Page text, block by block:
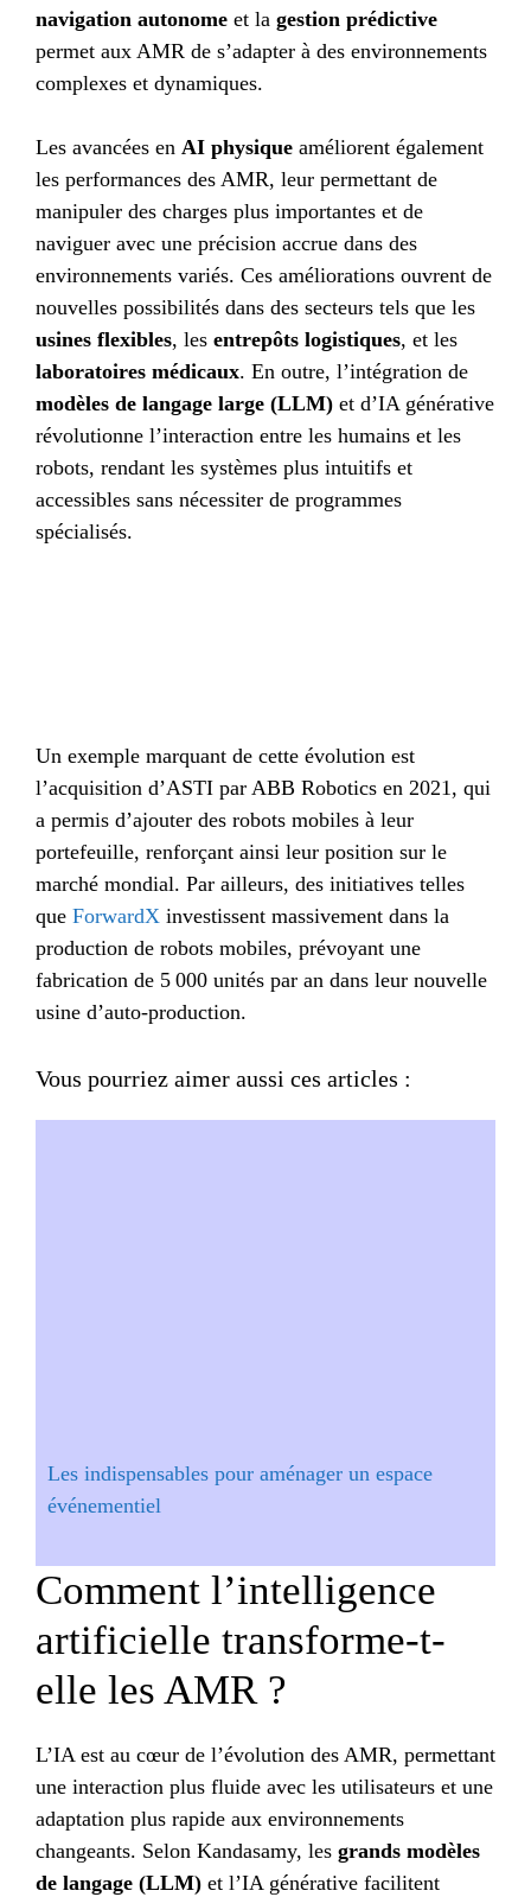
navigation autonome et la gestion prédictive
permet aux AMR de s’adapter à des environnements
complexes et dynamiques.
Les avancées en AI physique améliorent également
les performances des AMR, leur permettant de
manipuler des charges plus importantes et de
naviguer avec une précision accrue dans des
environnements variés. Ces améliorations ouvrent de
nouvelles possibilités dans des secteurs tels que les
usines flexibles, les entrepôts logistiques, et les
laboratoires médicaux. En outre, l’intégration de
modèles de langage large (LLM) et d’IA générative
révolutionne l’interaction entre les humains et les
robots, rendant les systèmes plus intuitifs et
accessibles sans nécessiter de programmes
spécialisés.
Un exemple marquant de cette évolution est
l’acquisition d’ASTI par ABB Robotics en 2021, qui
a permis d’ajouter des robots mobiles à leur
portefeuille, renforçant ainsi leur position sur le
marché mondial. Par ailleurs, des initiatives telles
que ForwardX investissent massivement dans la
production de robots mobiles, prévoyant une
fabrication de 5 000 unités par an dans leur nouvelle
usine d’auto-production.
Vous pourriez aimer aussi ces articles :
Les indispensables pour aménager un espace
événementiel
Comment l’intelligence
artificielle transforme-t-
elle les AMR ?
L’IA est au cœur de l’évolution des AMR, permettant
une interaction plus fluide avec les utilisateurs et une
adaptation plus rapide aux environnements
changeants. Selon Kandasamy, les grands modèles
de langage (LLM) et l’IA générative facilitent